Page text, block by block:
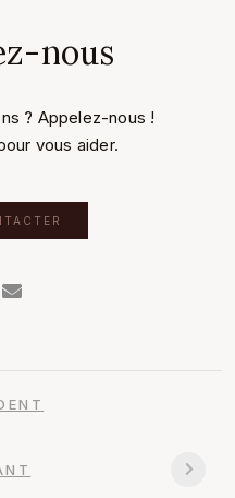
nous
? Appelez-nous !
vous aider.